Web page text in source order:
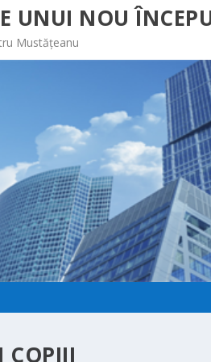
UNUI NOU
Mustățeanu
COPIII